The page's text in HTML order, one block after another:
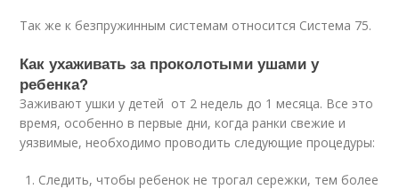
Так же к безпружинным системам относится Система 75.
Как ухаживать за проколотыми ушами у
ребенка?
Заживают ушки у детей от 2 недель до 1 месяца. Все это
время, особенно в первые дни, когда ранки свежие и
уязвимые, необходимо проводить следующие процедуры:
Следить, чтобы ребенок не трогал сережки, тем более